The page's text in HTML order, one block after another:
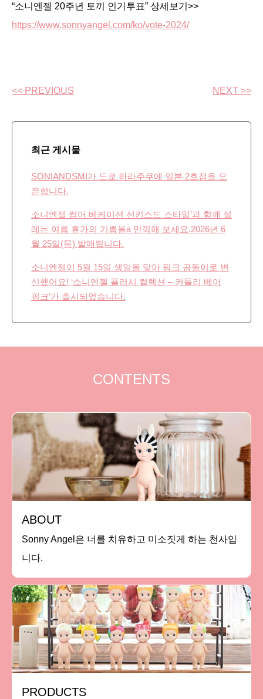
“소니엔젤 20주년 토끼 인기투표” 상세보기>>
https://www.sonnyangel.com/ko/vote-2024/
<< PREVIOUS NEXT >>
최근 게시물
SONIANDSMI가 도쿄 하라주쿠에 일본 2호점을 오
픈합니다.
소니엔젤 썸머 베케이션 선키스드 스타일’과 함께 설
레는 여름 휴가의 기쁨을a 만끽해 보세요.2026년 6
월 25일(목) 발매됩니다.
소니엔젤이 5월 15일 생일을 맞아 핑크 곰돌이로 변
신했어요! ‘소니엔젤 플러시 컬렉션 – 커들리 베어
핑크’가 출시되었습니다.
CONTENTS
ABOUT
Sonny Angel은 너를 치유하고 미소짓게 하는 천사입
니다.
PRODUCTS